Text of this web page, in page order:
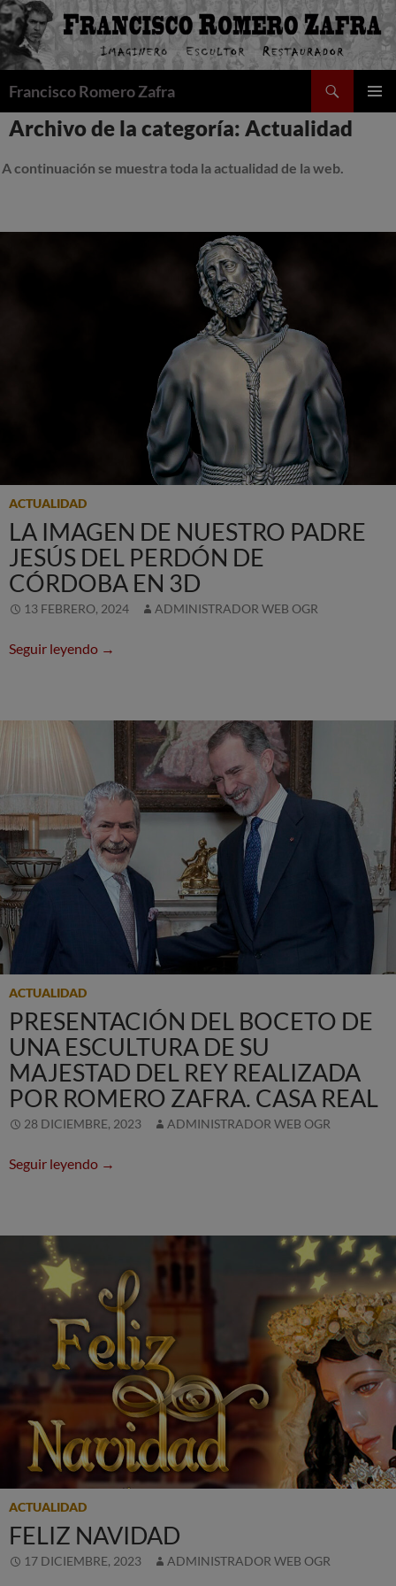
Saltar
al
contenido
Francisco Romero Zafra
Archivo de la categoría: Actualidad
A continuación se muestra toda la actualidad de la web.
ACTUALIDAD
LA IMAGEN DE NUESTRO PADRE
JESÚS DEL PERDÓN DE
CÓRDOBA EN 3D
13 FEBRERO, 2024 ADMINISTRADOR WEB OGR
Seguir leyendo LA IMAGEN DE NUESTRO PADRE JESÚS DEL
→
ACTUALIDAD
PRESENTACIÓN DEL BOCETO DE
UNA ESCULTURA DE SU
MAJESTAD DEL REY REALIZADA
POR ROMERO ZAFRA. CASA REAL
28 DICIEMBRE, 2023 ADMINISTRADOR WEB OGR
Seguir leyendo Presentación del boceto de una escultura de
→
ACTUALIDAD
FELIZ NAVIDAD
17 DICIEMBRE, 2023 ADMINISTRADOR WEB OGR